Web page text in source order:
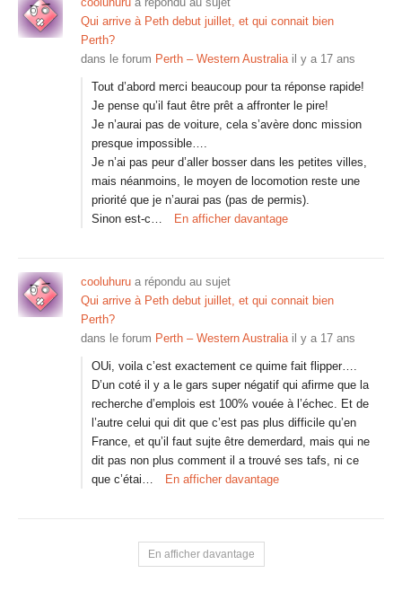
Qui arrive à Peth debut juillet, et qui connait bien
Perth?
dans le forum Perth – Western Australia il y a 17 ans
Tout d’abord merci beaucoup pour ta réponse rapide!
Je pense qu’il faut être prêt a affronter le pire!
Je n’aurai pas de voiture, cela s’avère donc mission
presque impossible….
Je n’ai pas peur d’aller bosser dans les petites villes,
mais néanmoins, le moyen de locomotion reste une
priorité que je n’aurai pas (pas de permis).
Sinon est-c…
En afficher davantage
cooluhuru a répondu au sujet
Qui arrive à Peth debut juillet, et qui connait bien
Perth?
dans le forum Perth – Western Australia il y a 17 ans
OUi, voila c’est exactement ce quime fait flipper….
D’un coté il y a le gars super négatif qui afirme que la
recherche d’emplois est 100% vouée à l’échec. Et de
l’autre celui qui dit que c’est pas plus difficile qu’en
France, et qu’il faut sujte être demerdard, mais qui ne
dit pas non plus comment il a trouvé ses tafs, ni ce
que c’étai…
En afficher davantage
En afficher davantage